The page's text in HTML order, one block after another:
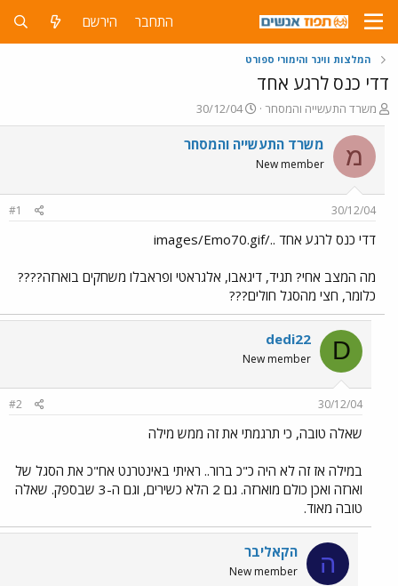
התחבר הירשם
המלצות ווינר והימורי ספורט
דדי כנס לרגע אחד
פ
ו
ת
ח
ה
ש
א
משרד התעשייה והמסחר
פ
ו
ר
ר
30/12/04
מ משרד התעשייה והמסחר
New member
30/12/04
#1
דדי כנס לרגע אחד ../images/Emo70.gif
מה המצב אחי? תגיד, דיגאבו, אלגראטי ופראבלו משחקים בוארזה????
כלומר, חצי מהסגל חולים???
D
dedi22
New member
30/12/04
#2
שאלה טובה, כי תרגמתי את זה ממש מילה
במילה אז זה לא היה כ"כ ברור.. ראיתי באינטרנט אח"כ את הסגל של
וארזה ואכן כולם מוארזה. גם 2 הלא כשירים, וגם ה-3 שבספק. שאלה
טובה מאוד.
ה הקאליבר
New member